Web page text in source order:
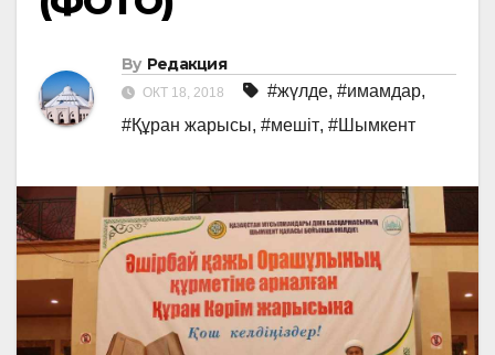
By Редакция
ОКТ 18, 2018 #жүлде, #имамдар,
#Құран жарысы, #мешіт, #Шымкент